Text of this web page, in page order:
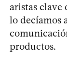
aristas clave
lo decíamos
productos.